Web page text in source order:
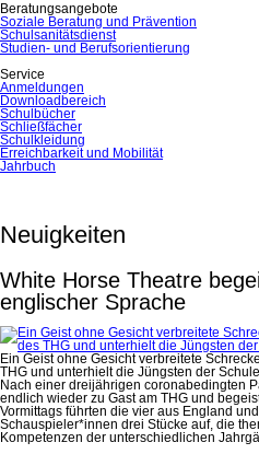
Beratungsangebote
Soziale Beratung und Prävention
Schulsanitätsdienst
Studien- und Berufsorientierung
Service
Anmeldungen
Downloadbereich
Schulbücher
Schließfächer
Schulkleidung
Erreichbarkeit und Mobilität
Jahrbuch
Neuigkeiten
White Horse Theatre
englischer Sprache
Ein Geist ohne Gesicht verbreitete
THG und unterhielt die Jüngsten der
Nach einer dreijährigen coronabedingten
endlich wieder zu Gast am THG und
Vormittags führten die vier aus England
Schauspieler*innen drei Stücke auf, die
Kompetenzen der unterschiedlichen